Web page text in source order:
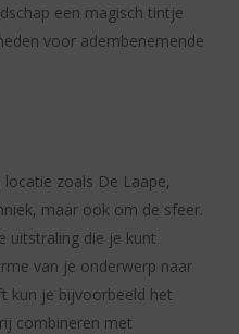
een magisch tintje
voor adembenemende
zoals De Laape,
maar ook om de sfeer.
uitstraling die je kunt
van je onderwerp naar
kun je bijvoorbeeld het
combineren met